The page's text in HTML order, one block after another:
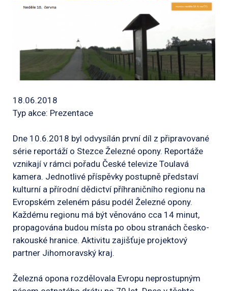
18.06.2018
Typ akce: Prezentace
Dne 10.6.2018 byl odvysílán první díl z připravované
série reportáží o Stezce Železné opony. Reportáže
vznikají v rámci pořadu České televize Toulavá
kamera. Jednotlivé příspěvky postupně představí
kulturní a přírodní dědictví příhraničního regionu na
Evropském zeleném pásu podél Železné opony.
Každému regionu má být věnováno cca 14 minut,
propagována budou místa po obou stranách česko-
rakouské hranice. Aktivitu zajišťuje projektový
partner Jihomoravský kraj.
Železná opona rozdělovala Evropu neprostupným